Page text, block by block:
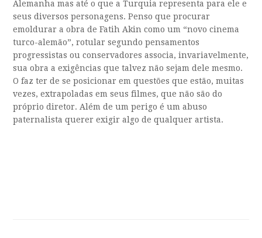
Alemanha mas até o que a Turquia representa para ele e
seus diversos personagens. Penso que procurar
emoldurar a obra de Fatih Akin como um “novo cinema
turco-alemão”, rotular segundo pensamentos
progressistas ou conservadores associa, invariavelmente,
sua obra a exigências que talvez não sejam dele mesmo.
O faz ter de se posicionar em questões que estão, muitas
vezes, extrapoladas em seus filmes, que não são do
próprio diretor. Além de um perigo é um abuso
paternalista querer exigir algo de qualquer artista.